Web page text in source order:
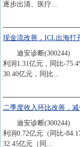
逐步出清、医疗...
现金流改善，ICL出海打
迪安诊断(300244) 主
利润1.31亿元，同比-
30.40亿元，同比...
二季度收入环比改善，
迪安诊断(300244) 主
利润0.72亿元（同比-
32.45亿元（同...